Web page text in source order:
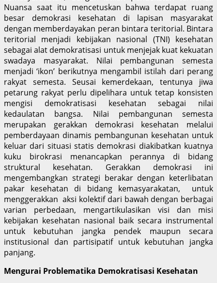
Nuansa saat itu mencetuskan bahwa terdapat ruang
besar demokrasi kesehatan di lapisan masyarakat
dengan memberdayakan peran bintara teritorial. Bintara
teritorial menjadi kebijakan nasional (TNI) kesehatan
sebagai alat demokratisasi untuk menjejak kuat kekuatan
swadaya masyarakat. Nilai pembangunan semesta
menjadi ‘ikon’ berikutnya mengambil istilah dari perang
rakyat semesta. Seusai kemerdekaan, tentunya jiwa
petarung rakyat perlu dipelihara untuk tetap konsisten
mengisi demokratisasi kesehatan sebagai nilai
kedaulatan bangsa. Nilai pembangunan semesta
merupakan gerakkan demokrasi kesehatan melalui
pemberdayaan dinamis pembangunan kesehatan untuk
keluar dari situasi statis demokrasi diakibatkan kuatnya
kuku birokrasi menancapkan perannya di bidang
struktural kesehatan. Gerakkan demokrasi ini
mengembangkan strategi berakar dengan keterlibatan
pakar kesehatan di bidang kemasyarakatan, untuk
menggerakkan aksi kolektif dari bawah dengan berbagai
varian perbedaan, mengartikulasikan visi dan misi
kebijakan kesehatan nasional baik secara instrumental
untuk kebutuhan jangka pendek maupun secara
institusional dan partisipatif untuk kebutuhan jangka
panjang.
Mengurai Problematika Demokratisasi Kesehatan